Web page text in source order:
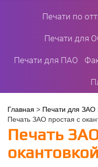
Печати по
Печати для
Печати для ПАО
Вы
здесь
Главная > Печати для ЗАО
Печать ЗАО простая с
Печать